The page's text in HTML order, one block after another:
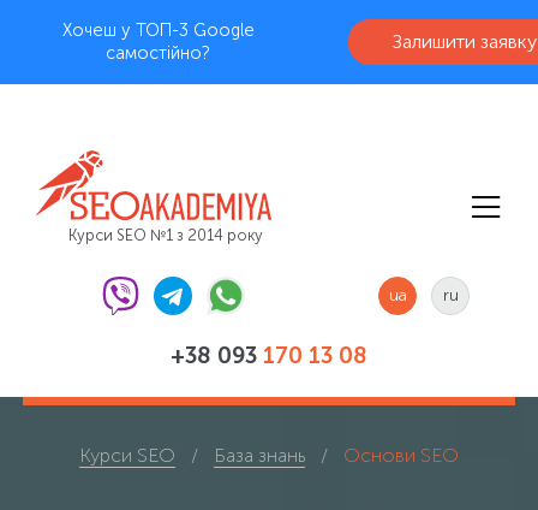
Хочеш у ТОП-3 Google
самостійно?
Залишити заявку
Курси SEO №1 з 2014 року
+38 093 170 13 08
ua ru
Курси SEO База знань Основи SEO